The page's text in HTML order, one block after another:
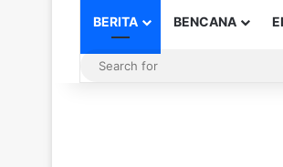
BERITA BENCANA